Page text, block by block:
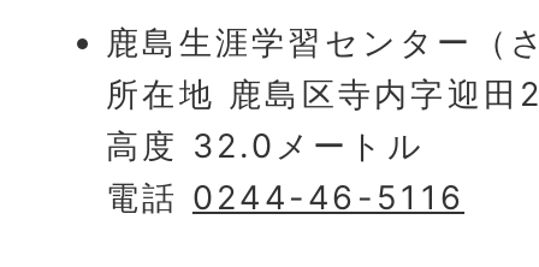
鹿島生涯学習センター（
所在地 鹿島区寺内字迎
高度 32.0メートル
電話 0244-46-5116